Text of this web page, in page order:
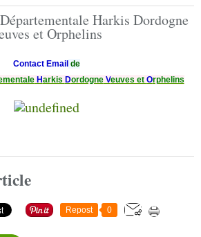
Contact Email de
Harkis DordogneVeuves et Orphelins
Repost 0